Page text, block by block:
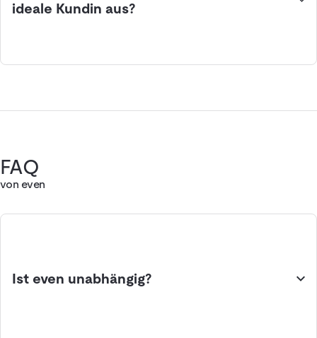
ideale Kundin aus?
FAQ
von even
Ist even unabhängig?